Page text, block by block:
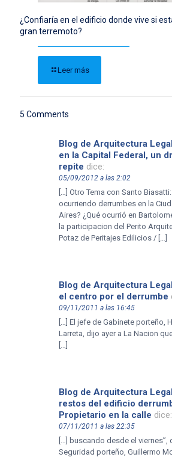
¿Confiaría en el edificio donde vive si
gran terremoto?
Leer más
5 Comments
Blog de Arquitectura
en la Capital Federal, un
repite dice:
05/09/2012 a las 2:02
[…] Otro Tema con Santo
ocurriendo derrumbes en la
Aires? ¿Qué ocurrió en
la participacion del Perito
Potaz de Peritajes Edilicios / […]
Blog de Arquitectura
el centro por el derrumbe
09/11/2011 a las 16:45
[…] El jefe de Gabinete porteño,
Larreta, dijo ayer a La Nacion
[…]
Blog de Arquitectura
restos del edificio
Propietario en la calle dice:
07/11/2011 a las 22:35
[…] buscando desde el
Seguridad porteño, Guillermo